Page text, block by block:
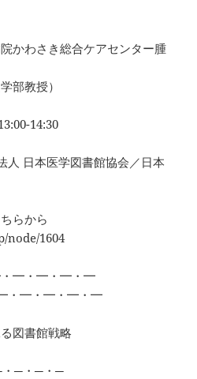
かわさき総合ケアセンター腫
部教授）
14:30
人 日本医学図書館協会／日本
らから
node/1604
━・━・━・━
━・━・━・━・━
図書館戦略
─・─・─